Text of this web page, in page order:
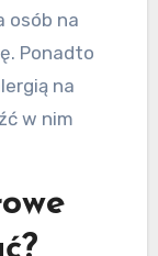
osób na
Ponadto
na
w nim